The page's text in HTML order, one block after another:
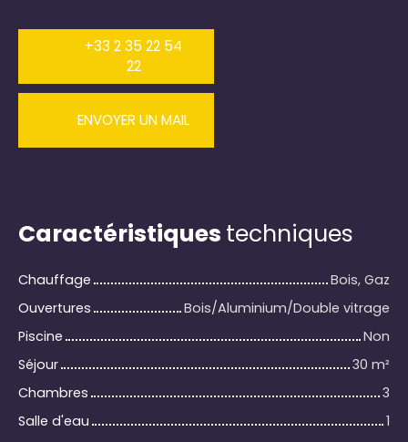
+33 2 35 22 54
22
ENVOYER UN MAIL
Caractéristiques techniques
Chauffage
Bois, Gaz
Ouvertures
Bois/Aluminium/Double vitrage
Piscine
Non
Séjour
30 m²
Chambres
3
Salle d'eau
1